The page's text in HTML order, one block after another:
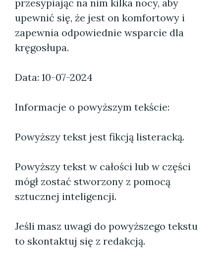
przesypiając na nim kilka nocy, aby
upewnić się, że jest on komfortowy i
zapewnia odpowiednie wsparcie dla
kręgosłupa.
Data: 10-07-2024
Informacje o powyższym tekście:
Powyższy tekst jest fikcją listeracką.
Powyższy tekst w całości lub w części
mógł zostać stworzony z pomocą
sztucznej inteligencji.
Jeśli masz uwagi do powyższego tekstu
to skontaktuj się z redakcją.